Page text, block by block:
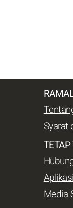
Syarat
Media